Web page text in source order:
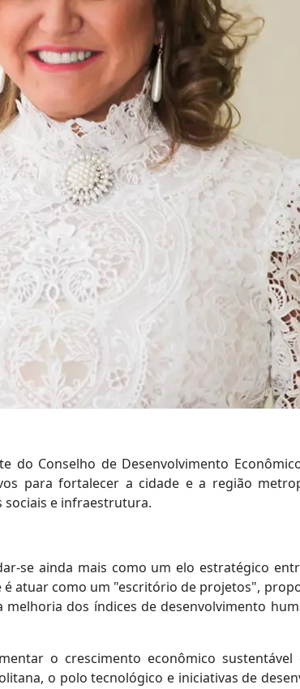
do Conselho de Desenvolvimento
para fortalecer a cidade e a região
e infraestrutura.
se ainda mais como um elo estratégico
atuar como um "escritório de projetos",
dos índices de desenvolvimento
o crescimento econômico
o polo tecnológico e iniciativas de